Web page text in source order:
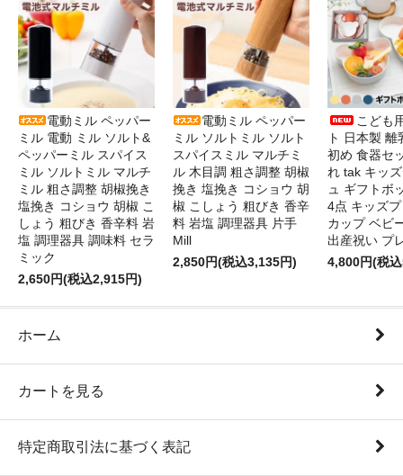
電動ミル ペッパー
ミル 電動 ミル ソルト&
ペッパーミル スパイス
ミル ソルトミル マルチ
ミル 粗さ調整 胡椒挽き
塩挽き コショウ 胡椒 こ
しょう 粗びき 香辛料 岩
塩 調理器具 調味料 セラ
ミック
2,650円(税込2,915円)
電動ミル ペッパー
ミル ソルトミル ソルト
スパイスミル マルチミ
ル 木目調 粗さ調整 胡椒
挽き 塩挽き コショウ 胡
椒 こしょう 粗びき 香辛
料 岩塩 調理器具 片手
Mill
2,850円(税込3,135円)
こども
ト 日本製
初め 食器セ
れ tak キッ
ュ ギフトボ
4点 キッズ
カップ ベビ
出産祝い プ
4,800円(税
ホーム
カートを見る
特定商取引法に基づく表記